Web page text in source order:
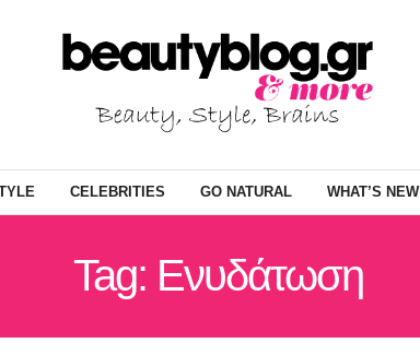
CELEBRITIES GO NATURAL WHAT’S NEW
Tag: Ενυδάτωση